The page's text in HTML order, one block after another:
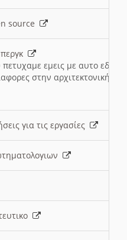
source
εμεις με αυτο εδω
στην αρχιτεκτονική
για τις εργασίες